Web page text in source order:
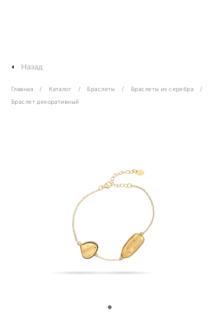
Назад
Главная Каталог Браслеты Браслеты из серебра
Браслет декоративный